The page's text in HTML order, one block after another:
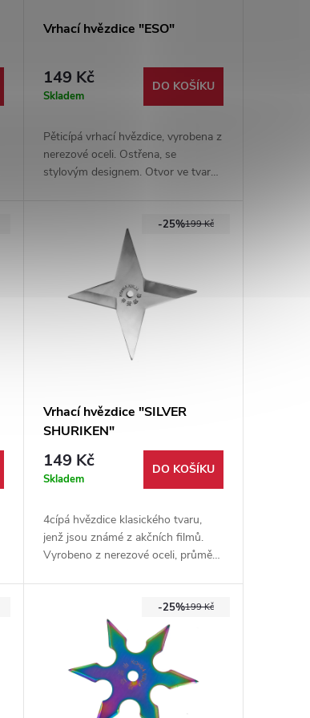
Vrhací hvězdice "ESO"
149 Kč
Skladem
DO KOŠÍKU
Pěticípá vrhací hvězdice, vyrobena z
nerezové oceli. Ostřena, se
stylovým designem. Otvor ve tvaru
199 Kč
-25%
Vrhací hvězdice "SILVER
SHURIKEN"
149 Kč
Skladem
DO KOŠÍKU
4cípá hvězdice klasického tvaru,
jenž jsou známé z akčních filmů.
Vyrobeno z nerezové oceli, průměr
199 Kč
-25%